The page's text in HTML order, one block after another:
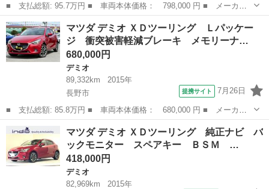
■ 支払総額: 95.7万円 ■ 車両本体価格： 798,000 円 ■ メーカー
名： マツダ ■ 車種名： デミオ ■ グレード名： ＸＤ ４Ｗ
Ｄ ナビ Ｂｌｕｅｔｏｏｔｈ ドライブレコーダー プッシュスタ
ート バックカ...
長野 長野市 デミオ
マツダ デミオ ＸＤツーリング Ｌパッケー
ジ 衝突被害軽減ブレーキ メモリーナ…
680,000円
デミオ
89,332km
2015年
長野市
提携サイト 7月26日
■ 支払総額: 85.8万円 ■ 車両本体価格： 680,000 円 ■ メーカー
名： マツダ ■ 車種名： デミオ ■ グレード名： ＸＤツーリン
グ Ｌパッケージ 衝突被害軽減ブレーキ メモリーナビ Ｂｌｕｅ
ｔｏｏｔｈ ...
長野 デミオ
マツダ デミオ ＸＤツーリング 純正ナビ バ
ックモニター スペアキー ＢＳＭ …
418,000円
デミオ
82,969km
2015年